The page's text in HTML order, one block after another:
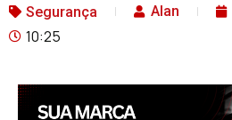
Segurança Alan
10:25